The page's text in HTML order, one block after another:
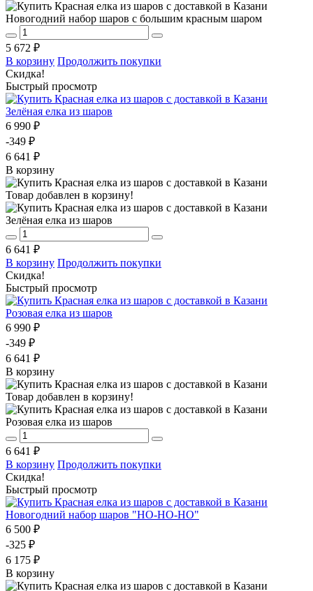
Новогодний набор шаров с большим красным шаром
5 672 ₽
В корзину Продолжить покупки
Скидка!
Быстрый просмотр
Зелёная елка из шаров
6 990 ₽
-349 ₽
6 641 ₽
В корзину
Товар добавлен в корзину!
Зелёная елка из шаров
6 641 ₽
В корзину Продолжить покупки
Скидка!
Быстрый просмотр
Розовая елка из шаров
6 990 ₽
-349 ₽
6 641 ₽
В корзину
Товар добавлен в корзину!
Розовая елка из шаров
6 641 ₽
В корзину Продолжить покупки
Скидка!
Быстрый просмотр
Новогодний набор шаров "НО-НО-НО"
6 500 ₽
-325 ₽
6 175 ₽
В корзину